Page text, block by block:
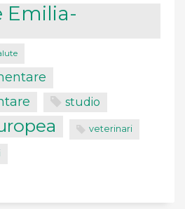
Emilia-
studio
veterinari